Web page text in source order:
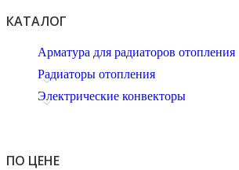
КАТАЛОГ
Арматура для радиаторов отопления
Радиаторы отопления
Электрические конвекторы
ПО ЦЕНЕ